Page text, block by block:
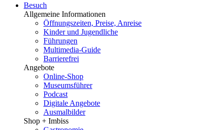
Besuch
Allgemeine Informationen
Öffnungszeiten, Preise, Anreise
Kinder und Jugendliche
Führungen
Multimedia-Guide
Barrierefrei
Angebote
Online-Shop
Museumsführer
Podcast
Digitale Angebote
Ausmalbilder
Shop + Imbiss